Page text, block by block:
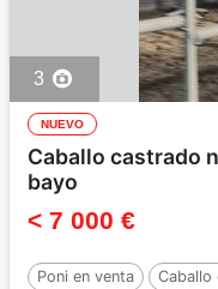
3
NUEVO
Caballo castrado
bayo
< 7 000 €
Poni en venta Caballo